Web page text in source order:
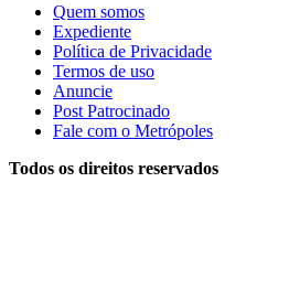
Quem somos
Expediente
Política de Privacidade
Termos de uso
Anuncie
Post Patrocinado
Fale com o Metrópoles
Todos os direitos reservados